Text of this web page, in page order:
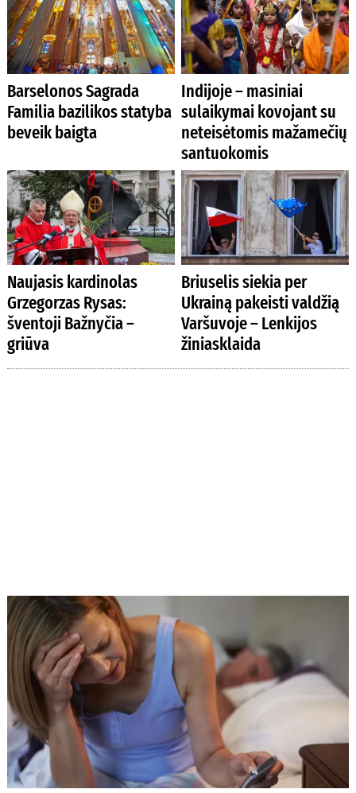
Barselonos Sagrada
Familia bazilikos statyba
beveik baigta
Indijoje – masiniai
sulaikymai kovojant su
neteisėtomis mažamečių
santuokomis
Naujasis kardinolas
Grzegorzas Rysas:
šventoji Bažnyčia –
griūva
Briuselis siekia per
Ukrainą pakeisti valdžią
Varšuvoje – Lenkijos
žiniasklaida